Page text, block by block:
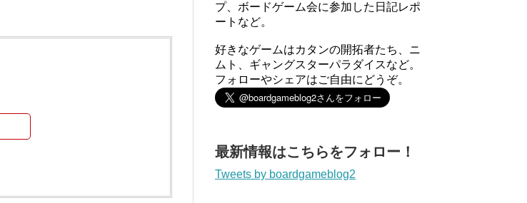
プ、ボードゲーム会に参加した日記レポ
ートなど。
好きなゲームはカタンの開拓者たち、ニ
ムト、ギャングスターパラダイスなど。
フォローやシェアはご自由にどうぞ。
最新情報はこちらをフォロー！
Tweets by boardgameblog2